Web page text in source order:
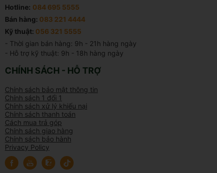
Hotline: 084 695 5555
Bán hàng: 083 221 4444
Kỹ thuật: 056 321 5555
- Thời gian bán hàng: 9h - 21h hàng ngày
- Hỗ trợ kỹ thuật: 9h - 18h hàng ngày
CHÍNH SÁCH - HỖ TRỢ
Chính sách bảo mật thông tin
Chính sách 1 đổi 1
Chính sách xử lý khiếu nại
Chính sách thanh toán
Cách mua trả góp
Chính sách giao hàng
Chính sách bảo hành
Privacy Policy